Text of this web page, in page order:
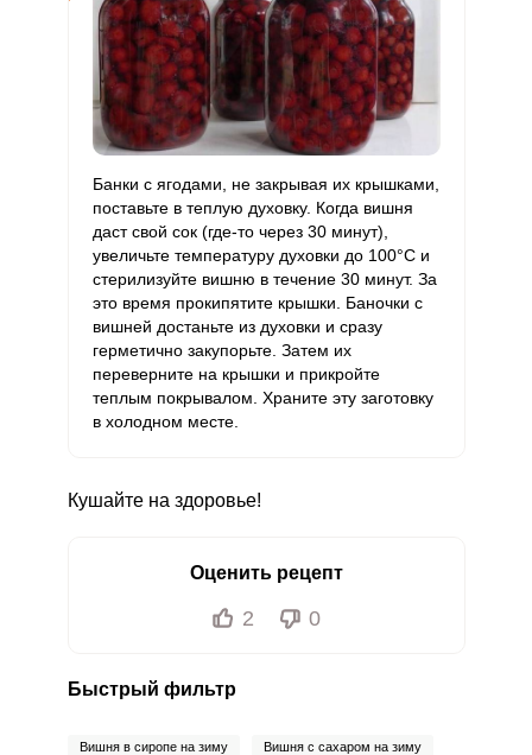
Банки с ягодами, не закрывая их крышками,
поставьте в теплую духовку. Когда вишня
даст свой сок (где-то через 30 минут),
увеличьте температуру духовки до 100°С и
стерилизуйте вишню в течение 30 минут. За
это время прокипятите крышки. Баночки с
вишней достаньте из духовки и сразу
герметично закупорьте. Затем их
переверните на крышки и прикройте
теплым покрывалом. Храните эту заготовку
в холодном месте.
Кушайте на здоровье!
Оценить рецепт
2 0
Быстрый фильтр
Вишня в сиропе на зиму Вишня с сахаром на зиму